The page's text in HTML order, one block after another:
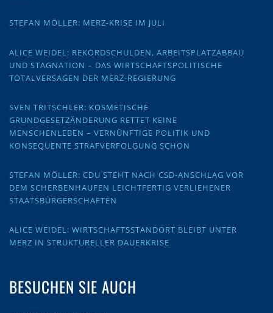
STEFAN MÖLLER: MERZ-KRISE IM JULI
ALICE WEIDEL: REKORDSCHULDEN, ARBEITSPLATZABBAU
UND STAGNATION – DAS WIRTSCHAFTSPOLITISCHE
TOTALVERSAGEN DER MERZ-REGIERUNG
SVEN TRITSCHLER: KOSMETISCHE
GRUNDGESETZÄNDERUNG RETTET KEINE
MENSCHENLEBEN – VERNÜNFTIGE POLITIK UND
KONSEQUENTE STRAFVERFOLGUNG SCHON
STEFAN MÖLLER: CDU STEHT NACH CSD-ANSCHLAG VOR
DEM SCHERBENHAUFEN LEICHTFERTIG VERLIEHENER
STAATSBÜRGERSCHAFTEN
ALICE WEIDEL: WIRTSCHAFTSSTANDORT BLEIBT UNTER
MERZ IN STRUKTURELLER DAUERKRISE
BESUCHEN SIE AUCH